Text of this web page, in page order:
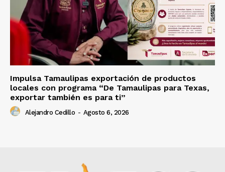
Impulsa Tamaulipas exportación de productos
locales con programa “De Tamaulipas para Texas,
exportar también es para ti”
Alejandro Cedillo - Agosto 6, 2026